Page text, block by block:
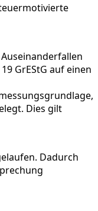
GrEStG auf einen
Dies gilt
Dadurch